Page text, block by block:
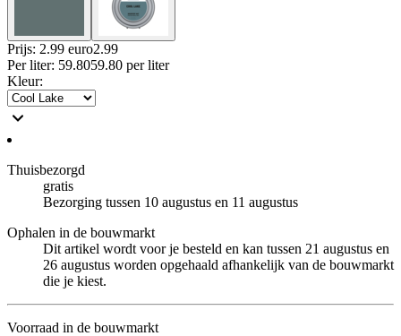
Prijs: 2.99 euro2.99
Per liter: 59.8059.80 per liter
Kleur:
Thuisbezorgd
gratis
Bezorging tussen 10 augustus en 11 augustus
Ophalen in de bouwmarkt
Dit artikel wordt voor je besteld en kan tussen 21 augustus en
26 augustus worden opgehaald afhankelijk van de bouwmarkt
die je kiest.
Voorraad in de bouwmarkt